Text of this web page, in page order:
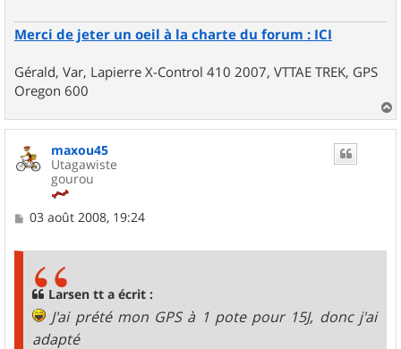
Merci de jeter un oeil à la charte du forum : ICI
Gérald, Var, Lapierre X-Control 410 2007, VTTAE TREK, GPS
Oregon 600
a
maxou45
Utagawiste
gourou
M
03 août 2008, 19:24
Larsen tt a écrit :
J'ai prété mon GPS à 1 pote pour 15J, donc j'ai
adapté